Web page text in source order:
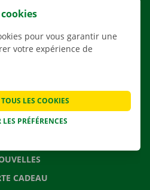
SERVICES
APPLI
NOUS
CADEAU
pour vous garantir une
votre expérience de
PRÉFÉRENCES
LES COOKIES